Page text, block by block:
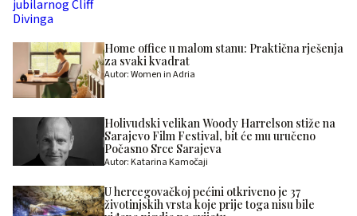
Home office u malom stanu: Praktična rješenja
za svaki kvadrat
Autor: Women in Adria
Holivudski velikan Woody Harrelson stiže na
Sarajevo Film Festival, bit će mu uručeno
Počasno Srce Sarajeva
Autor: Katarina Kamočaji
U hercegovačkoj pećini otkriveno je 37
životinjskih vrsta koje prije toga nisu bile